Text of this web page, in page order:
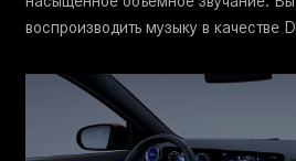
воспроизводить музыку в качестве